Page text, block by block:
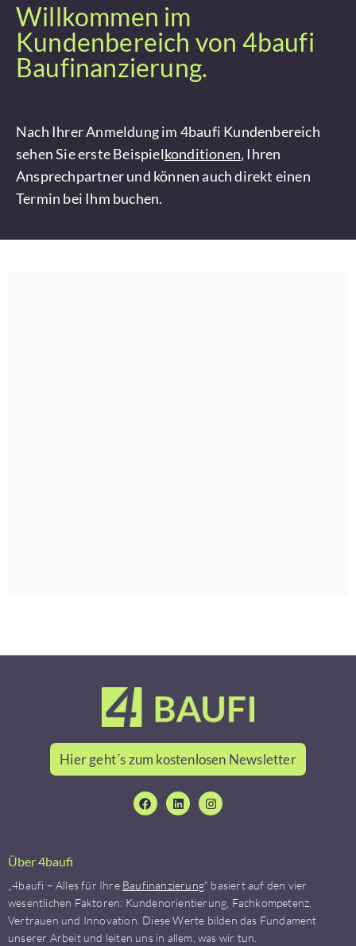
Willkommen im
Kundenbereich von 4baufi
Baufinanzierung.
Nach Ihrer Anmeldung im 4baufi Kundenbereich
sehen Sie erste Beispielkonditionen, Ihren
Ansprechpartner und können auch direkt einen
Termin bei Ihm buchen.
Hier geht´s zum kostenlosen Newsletter
Über 4baufi
„4baufi – Alles für Ihre Baufinanzierung“ basiert auf den vier
wesentlichen Faktoren: Kundenorientierung, Fachkompetenz,
Vertrauen und Innovation. Diese Werte bilden das Fundament
unserer Arbeit und leiten uns in allem, was wir tun.